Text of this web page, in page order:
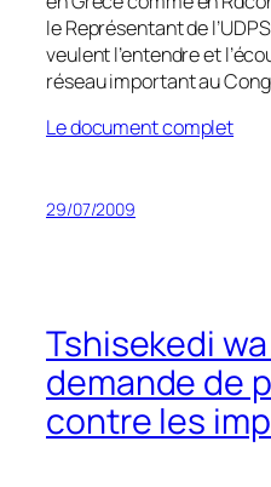
le Représentant de
veulent l’entendre et
réseau important au
Le document complet
29/07/2009
Tshisekedi
demande de
contre les